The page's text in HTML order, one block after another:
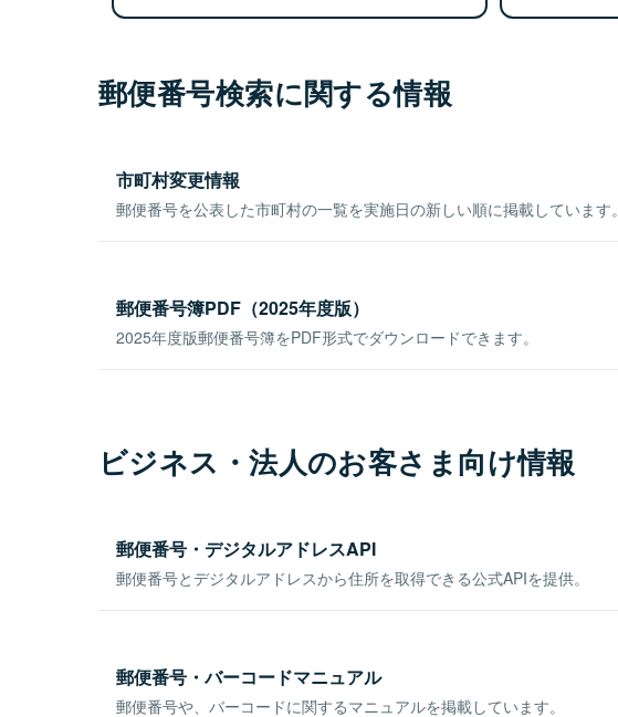
郵便番号検索に関する情報
市町村変更情報
郵便番号を公表した市町村の一覧を実施日の新しい順に掲載しています。
郵便番号簿PDF（2025年度版）
2025年度版郵便番号簿をPDF形式でダウンロードできます。
ビジネス・法人のお客さま向け情報
郵便番号・デジタルアドレスAPI
郵便番号とデジタルアドレスから住所を取得できる公式APIを提供。
郵便番号・バーコードマニュアル
郵便番号や、バーコードに関するマニュアルを掲載しています。